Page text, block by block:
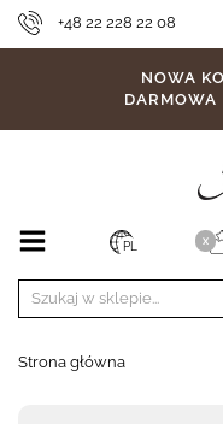
+48 22 228 22 08
NOWA
PL X
Strona główna